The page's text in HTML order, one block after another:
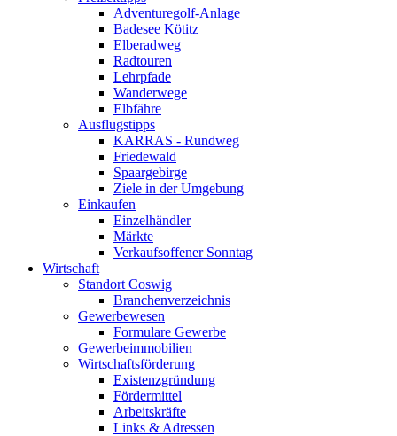
Adventuregolf-Anlage
Badesee Kötitz
Elberadweg
Radtouren
Lehrpfade
Wanderwege
Elbfähre
Ausflugstipps
KARRAS - Rundweg
Friedewald
Spaargebirge
Ziele in der Umgebung
Einkaufen
Einzelhändler
Märkte
Verkaufsoffener Sonntag
Wirtschaft
Standort Coswig
Branchenverzeichnis
Gewerbewesen
Formulare Gewerbe
Gewerbeimmobilien
Wirtschaftsförderung
Existenzgründung
Fördermittel
Arbeitskräfte
Links & Adressen